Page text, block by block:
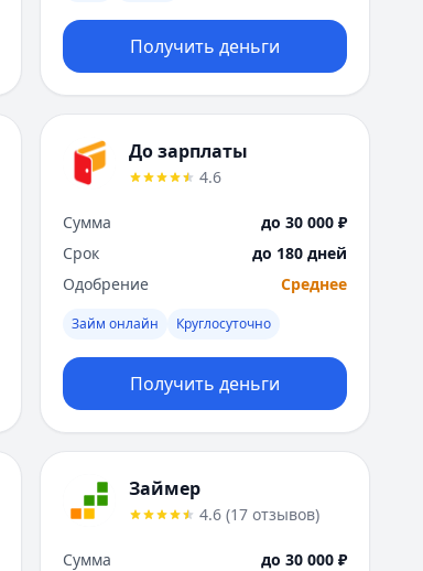
Тула
Тюмень
У
Ульяновск
Х
Хабаровск
Чебоксары
Челябинск
Ярославль
Вся Россия
Получить деньги
До зарплаты
4.6
Сумма
до 30 000 ₽
Срок
до 180 дней
Одобрение
Среднее
Займ онлайн Круглосуточно
Получить деньги
Займер
4.6 (17 отзывов)
Сумма
до 30 000 ₽